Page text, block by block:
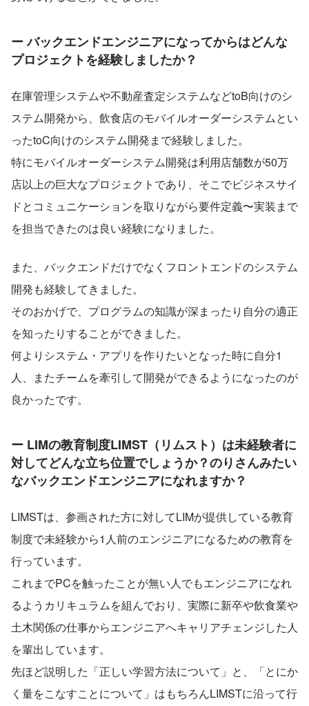
ー バックエンドエンジニアになってからはどんな
プロジェクトを経験しましたか？
在庫管理システムや不動産査定システムなどtoB向けのシ
ステム開発から、飲食店のモバイルオーダーシステムとい
ったtoC向けのシステム開発まで経験しました。
特にモバイルオーダーシステム開発は利用店舗数が50万
店以上の巨大なプロジェクトであり、そこでビジネスサイ
ドとコミュニケーションを取りながら要件定義〜実装まで
を担当できたのは良い経験になりました。
また、バックエンドだけでなくフロントエンドのシステム
開発も経験してきました。
そのおかげで、プログラムの知識が深まったり自分の適正
を知ったりすることができました。
何よりシステム・アプリを作りたいとなった時に自分1
人、またチームを牽引して開発ができるようになったのが
良かったです。
ー LIMの教育制度LIMST（リムスト）は未経験者に
対してどんな立ち位置でしょうか？のりさんみたい
なバックエンドエンジニアになれますか？
LIMSTは、参画された方に対してLIMが提供している教育
制度で未経験から1人前のエンジニアになるための教育を
行っています。
これまでPCを触ったことが無い人でもエンジニアになれ
るようカリキュラムを組んでおり、実際に新卒や飲食業や
土木関係の仕事からエンジニアへキャリアチェンジした人
を輩出しています。
先ほど説明した「正しい学習方法について」と、「とにか
く量をこなすことについて」はもちろんLIMSTに沿って行